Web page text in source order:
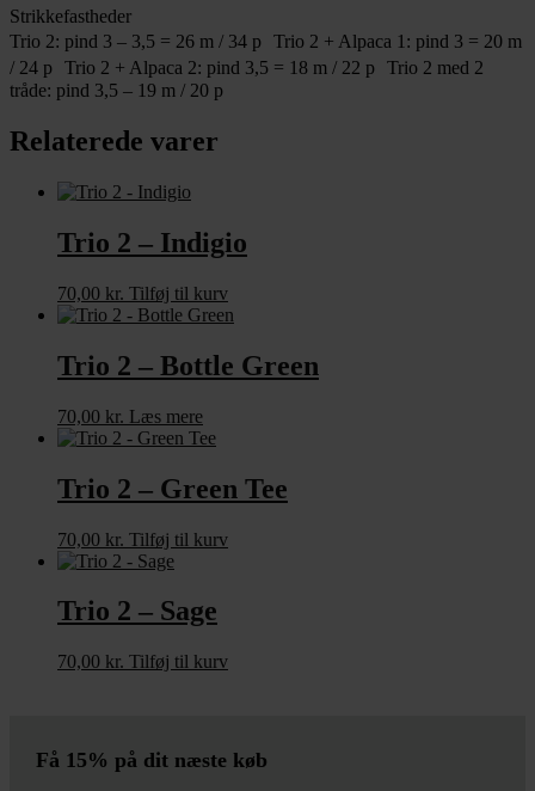
Strikkefastheder
Trio 2: pind 3 – 3,5 = 26 m / 34 p Trio 2 + Alpaca 1: pind 3 = 20 m
/ 24 p Trio 2 + Alpaca 2: pind 3,5 = 18 m / 22 p Trio 2 med 2
tråde: pind 3,5 – 19 m / 20 p
Relaterede varer
Trio 2 – Indigio
70,00 kr. Tilføj til kurv
Trio 2 – Bottle Green
70,00 kr. Læs mere
Trio 2 – Green Tee
70,00 kr. Tilføj til kurv
Trio 2 – Sage
70,00 kr. Tilføj til kurv
Få 15% på dit næste køb